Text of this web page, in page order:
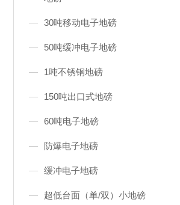
30吨移动电子地磅
50吨缓冲电子地磅
1吨不锈钢地磅
150吨出口式地磅
60吨电子地磅
防爆电子地磅
缓冲电子地磅
超低台面（单/双）小地磅